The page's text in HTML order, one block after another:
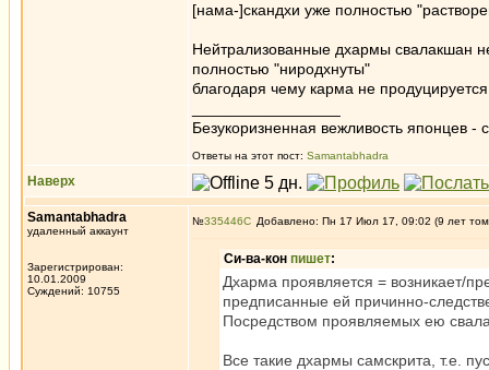
[нама-]скандхи уже полностью
Нейтрализованные дхармы свалакшан
полностью "ниродхнуты"
благодаря чему карма не продуцируется
Безукоризненная вежливость японцев -
Ответы на этот пост: Samantabhadra
Наверх
Samantabhadra
удаленный аккаунт
Зарегистрирован:
10.01.2009
Суждений: 10755
№335446 Добавлено: Пн 17 Июл 17, 09:02 (9 лет
Си-ва-кон пишет:
Дхарма проявляется = возникает/
предписанные ей причинно-
Посредством проявляемых ею
Все такие дхармы самскрита, т.е.